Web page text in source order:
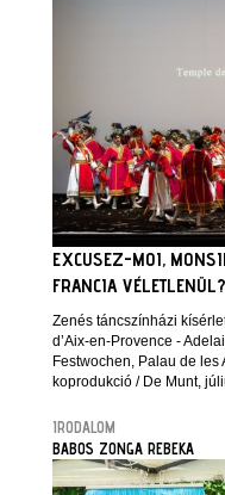
EXCUSEZ-MOI,
FRANCIA VÉLETLENÜL?
Zenés táncszínházi
d’Aix-en-Provence -
Festwochen, Palau de
koprodukció / De Munt,
IRODALOM
BABOS ZONGA REBEKA